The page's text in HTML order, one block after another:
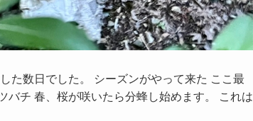
た数日でした。 シーズンがやって来た ここ最
バチ 春、桜が咲いたら分蜂し始めます。 これは